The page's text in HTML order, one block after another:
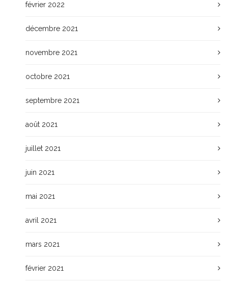
février 2022
décembre 2021
novembre 2021
octobre 2021
septembre 2021
août 2021
juillet 2021
juin 2021
mai 2021
avril 2021
mars 2021
février 2021